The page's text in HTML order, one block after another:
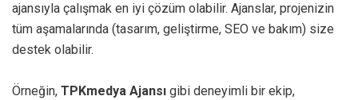
ajansıyla çalışmak en iyi çözüm olabilir. Ajanslar, projenizin
tüm aşamalarında (tasarım, geliştirme, SEO ve bakım) size
destek olabilir.
Örneğin, TPKmedya Ajansı gibi deneyimli bir ekip,